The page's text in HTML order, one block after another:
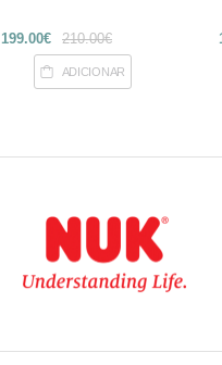
199.00€ 210.00€
ADICIONAR